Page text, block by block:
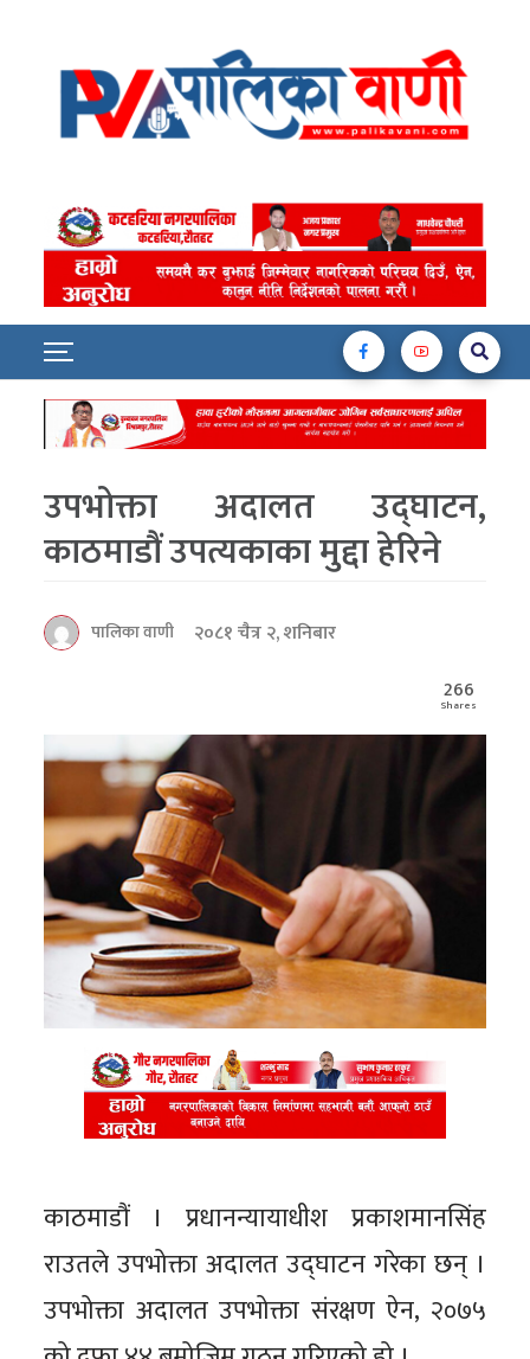
उपभोक्ता अदालत उद्घाटन,
काठमाडौं उपत्यकाका मुद्दा हेरिने
पालिका वाणी
२०८१ चैत्र २, शनिबार
266
Shares
काठमाडौं । प्रधानन्यायाधीश प्रकाशमानसिंह
राउतले उपभोक्ता अदालत उद्घाटन गरेका छन् ।
उपभोक्ता अदालत उपभोक्ता संरक्षण ऐन, २०७५